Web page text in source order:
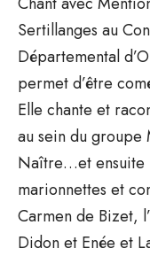
Sertillanges au
Départemental
permet d’être
Elle chante et
au sein du groupe
Naître…et ensuite
marionnettes et
Carmen de Bizet,
Didon et Enée et